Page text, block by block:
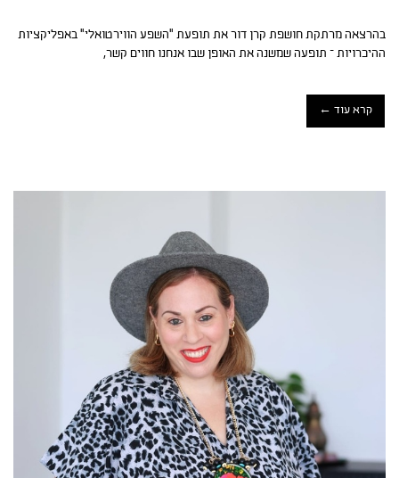
בהרצאה מרתקת חושפת קרן דור את תופעת "השפע הווירטואלי" באפליקציות
ההיכרויות – תופעה שמשנה את האופן שבו אנחנו חווים קשר,
קרא עוד ←